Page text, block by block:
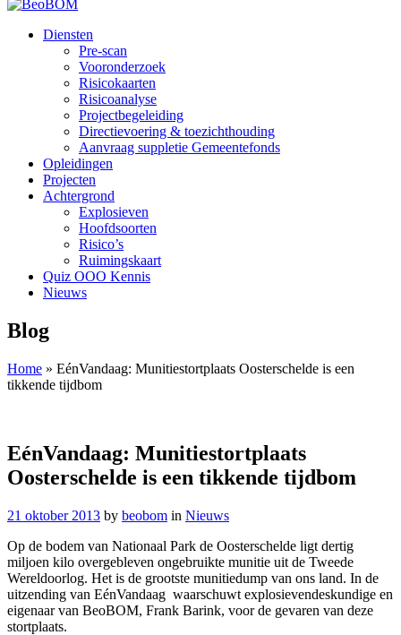
Diensten
Pre-scan
Vooronderzoek
Risicokaarten
Risicoanalyse
Projectbegeleiding
Directievoering & toezichthouding
Aanvraag suppletie Gemeentefonds
Opleidingen
Projecten
Achtergrond
Explosieven
Hoofdsoorten
Risico’s
Ruimingskaart
Quiz OOO Kennis
Nieuws
Blog
Home » EénVandaag: Munitiestortplaats Oosterschelde is een
tikkende tijdbom
EénVandaag: Munitiestortplaats
Oosterschelde is een tikkende tijdbom
21 oktober 2013 by beobom in Nieuws
Op de bodem van Nationaal Park de Oosterschelde ligt dertig
miljoen kilo overgebleven ongebruikte munitie uit de Tweede
Wereldoorlog. Het is de grootste munitiedump van ons land. In de
uitzending van EénVandaag waarschuwt explosievendeskundige en
eigenaar van BeoBOM, Frank Barink, voor de gevaren van deze
stortplaats.